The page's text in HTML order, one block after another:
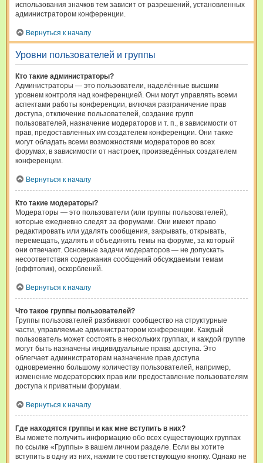
использования значков тем зависит от разрешений, установленных
администратором конференции.
Вернуться к началу
Уровни пользователей и группы
Кто такие администраторы?
Администраторы — это пользователи, наделённые высшим
уровнем контроля над конференцией. Они могут управлять всеми
аспектами работы конференции, включая разграничение прав
доступа, отключение пользователей, создание групп
пользователей, назначение модераторов и т. п., в зависимости от
прав, предоставленных им создателем конференции. Они также
могут обладать всеми возможностями модераторов во всех
форумах, в зависимости от настроек, произведённых создателем
конференции.
Вернуться к началу
Кто такие модераторы?
Модераторы — это пользователи (или группы пользователей),
которые ежедневно следят за форумами. Они имеют право
редактировать или удалять сообщения, закрывать, открывать,
перемещать, удалять и объединять темы на форуме, за который
они отвечают. Основные задачи модераторов — не допускать
несоответствия содержания сообщений обсуждаемым темам
(оффтопик), оскорблений.
Вернуться к началу
Что такое группы пользователей?
Группы пользователей разбивают сообщество на структурные
части, управляемые администратором конференции. Каждый
пользователь может состоять в нескольких группах, и каждой группе
могут быть назначены индивидуальные права доступа. Это
облегчает администраторам назначение прав доступа
одновременно большому количеству пользователей, например,
изменение модераторских прав или предоставление пользователям
доступа к приватным форумам.
Вернуться к началу
Где находятся группы и как мне вступить в них?
Вы можете получить информацию обо всех существующих группах
по ссылке «Группы» в вашем личном разделе. Если вы хотите
вступить в одну из них, нажмите соответствующую кнопку. Однако не